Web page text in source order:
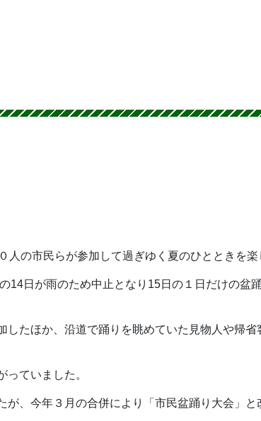
の市民らが参加して過ぎゆく夏のひとときを楽
日が雨のため中止となり15日の１日だけの盆
たほか、沿道で踊りを眺めていた見物人や帰省
ていました。
、今年３月の合併により「市民盆踊り大会」と